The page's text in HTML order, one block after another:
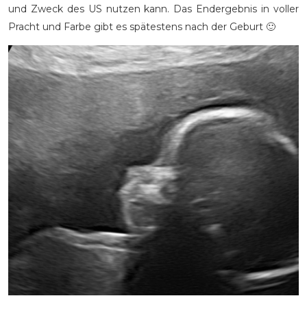
und Zweck des US nutzen kann. Das Endergebnis in voller
Pracht und Farbe gibt es spätestens nach der Geburt 🙂